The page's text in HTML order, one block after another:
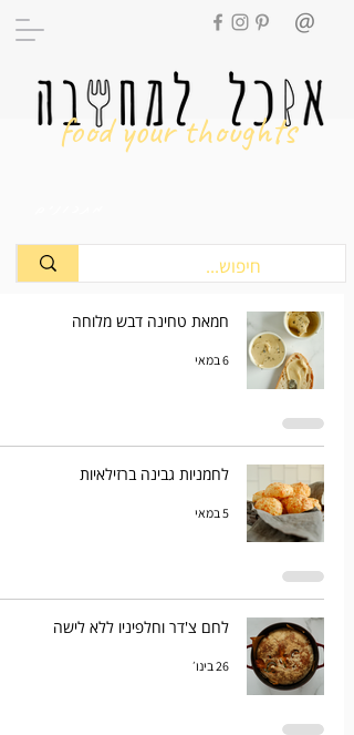
food your thoughts
חמאת טחינה דבש מלוחה
6 במאי
לחמניות גבינה ברזילאיות
5 במאי
לחם צ'דר וחלפיניו ללא לישה
26 בינו׳